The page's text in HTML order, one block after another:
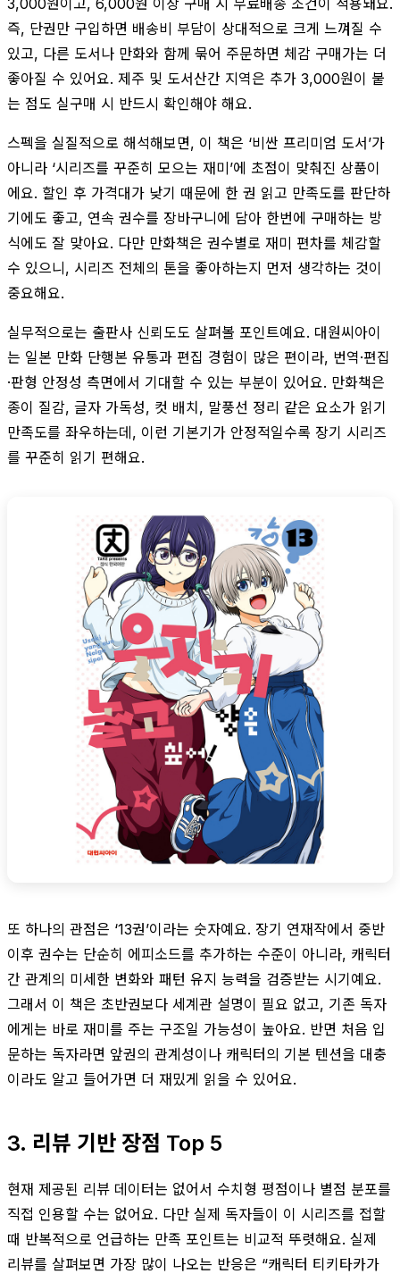
즉, 단권만 구입하면 배송비 부담이 상대적으로 크게 느껴질 수
있고, 다른 도서나 만화와 함께 묶어 주문하면 체감 구매가는 더
좋아질 수 있어요. 제주 및 도서산간 지역은 추가 3,000원이 붙
는 점도 실구매 시 반드시 확인해야 해요.
스펙을 실질적으로 해석해보면, 이 책은 ‘비싼 프리미엄 도서’가
아니라 ‘시리즈를 꾸준히 모으는 재미’에 초점이 맞춰진 상품이
에요. 할인 후 가격대가 낮기 때문에 한 권 읽고 만족도를 판단하
기에도 좋고, 연속 권수를 장바구니에 담아 한번에 구매하는 방
식에도 잘 맞아요. 다만 만화책은 권수별로 재미 편차를 체감할
수 있으니, 시리즈 전체의 톤을 좋아하는지 먼저 생각하는 것이
중요해요.
실무적으로는 출판사 신뢰도도 살펴볼 포인트예요. 대원씨아이
는 일본 만화 단행본 유통과 편집 경험이 많은 편이라, 번역·편집
·판형 안정성 측면에서 기대할 수 있는 부분이 있어요. 만화책은
종이 질감, 글자 가독성, 컷 배치, 말풍선 정리 같은 요소가 읽기
만족도를 좌우하는데, 이런 기본기가 안정적일수록 장기 시리즈
를 꾸준히 읽기 편해요.
또 하나의 관점은 ‘13권’이라는 숫자예요. 장기 연재작에서 중반
이후 권수는 단순히 에피소드를 추가하는 수준이 아니라, 캐릭터
간 관계의 미세한 변화와 패턴 유지 능력을 검증받는 시기예요.
그래서 이 책은 초반권보다 세계관 설명이 필요 없고, 기존 독자
에게는 바로 재미를 주는 구조일 가능성이 높아요. 반면 처음 입
문하는 독자라면 앞권의 관계성이나 캐릭터의 기본 텐션을 대충
이라도 알고 들어가면 더 재밌게 읽을 수 있어요.
3. 리뷰 기반 장점 Top 5
현재 제공된 리뷰 데이터는 없어서 수치형 평점이나 별점 분포를
직접 인용할 수는 없어요. 다만 실제 독자들이 이 시리즈를 접할
때 반복적으로 언급하는 만족 포인트는 비교적 뚜렷해요. 실제
리뷰를 살펴보면 가장 많이 나오는 반응은 “캐릭터 티키타카가